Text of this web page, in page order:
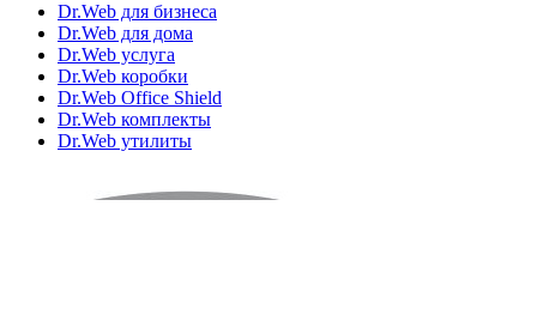
Dr.Web для бизнеса
Dr.Web для дома
Dr.Web услуга
Dr.Web коробки
Dr.Web Office Shield
Dr.Web комплекты
Dr.Web утилиты